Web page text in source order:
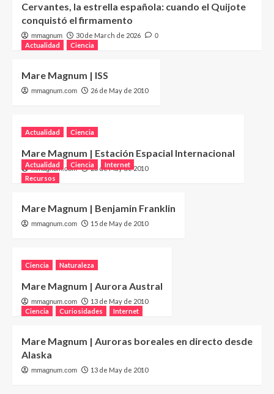
Cervantes, la estrella española: cuando el Quijote
conquistó el firmamento
mmagnum 30 de March de 2026 0
Actualidad Ciencia
Mare Magnum | ISS
mmagnum.com 26 de May de 2010
Actualidad Ciencia
Mare Magnum | Estación Espacial Internacional
mmagnum.com 23 de May de 2010
Actualidad Ciencia
Internet
Recursos
Mare Magnum | Benjamin Franklin
mmagnum.com 15 de May de 2010
Ciencia Naturaleza
Mare Magnum | Aurora Austral
mmagnum.com
13 de May de 2010
Ciencia
Curiosidades Internet
Mare Magnum | Auroras boreales en directo desde
Alaska
mmagnum.com 13 de May de 2010